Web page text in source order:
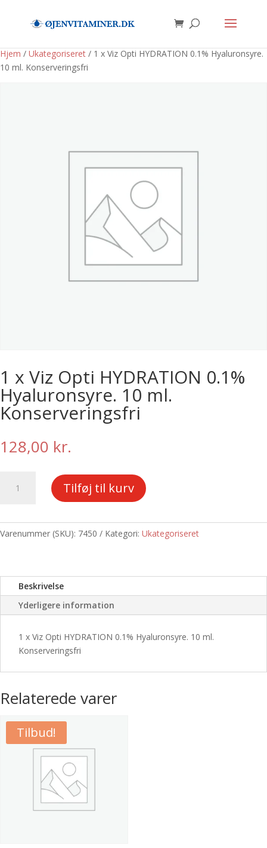
Hjem / Ukategoriseret / 1 x Viz Opti HYDRATION 0.1% Hyaluronsyre.
10 ml. Konserveringsfri
1 x Viz Opti HYDRATION 0.1%
Hyaluronsyre. 10 ml.
Konserveringsfri
128,00 kr.
HYDRATION
10
Konserveringsfri
antal
Tilføj til kurv
Varenummer (SKU): 7450 Kategori: Ukategoriseret
Beskrivelse
Yderligere information
1 x Viz Opti HYDRATION 0.1% Hyaluronsyre. 10 ml.
Konserveringsfri
Relaterede varer
Tilbud!